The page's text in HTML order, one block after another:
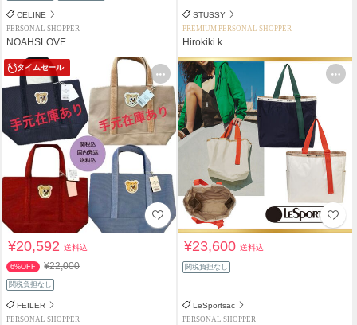
CELINE
PERSONAL SHOPPER
NOAHSLOVE
STUSSY
PREMIUM PERSONAL SHOPPER
Hirokiki.k
タイムセール
¥20,592送料込
6%OFF ¥22,000
関税負担なし
FEILER
PERSONAL SHOPPER
¥23,600送料込
関税負担なし
LeSportsac
PERSONAL SHOPPER